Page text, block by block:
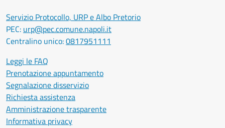
Servizio Protocollo, URP e Albo Pretorio
PEC: urp@pec.comune.napoli.it
Centralino unico:0817951111
Leggi le FAQ
Prenotazione appuntamento
Segnalazione disservizio
Richiesta assistenza
Amministrazione trasparente
Informativa privacy